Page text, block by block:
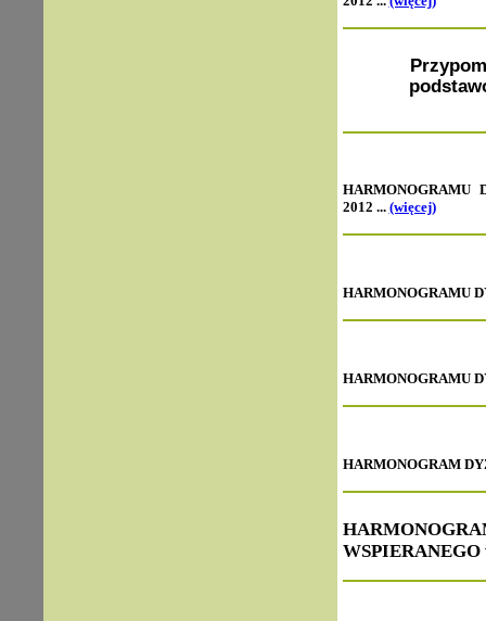
HARMONOGRAMU
2012 ... (więcej)
HARMONOGRAMU
HARMONOGRAMU
HARMONOGRAM
WSPIERANEGO